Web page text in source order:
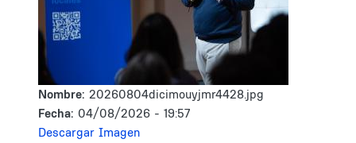
Nombre: 20260804dicimouyjmr4428.jpg
Fecha: 04/08/2026 - 19:57
Descargar Imagen